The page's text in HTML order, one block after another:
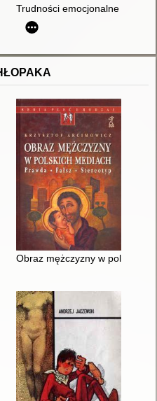
mają problem z
Trudności emocjonalne dzieci
Obraz mężczyzny w polskich